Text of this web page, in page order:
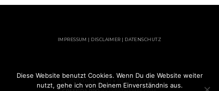
IMPRESSUM | DISCLAIMER | DATENSCHUTZ
Diese Website benutzt Cookies. Wenn Du die Website weiter
nutzt, gehe ich von Deinem Einverständnis aus.